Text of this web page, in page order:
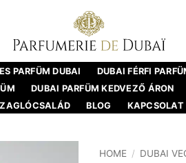
PARFÜM DUBAI DUBAI FÉRFI
DUBAI PARFÜM KEDVEZŐ ÁRON
BLOG KAPCSOLAT
HOME / DUBAI